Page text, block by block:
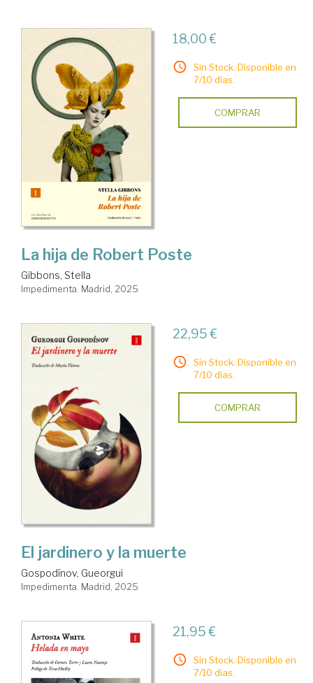
18,00 €
Sin Stock. Disponible en
7/10 días.
COMPRAR
La hija de Robert Poste
Gibbons, Stella
Impedimenta. Madrid, 2025
22,95 €
Sin Stock. Disponible en
7/10 días.
COMPRAR
El jardinero y la muerte
Gospodínov, Gueorgui
Impedimenta. Madrid, 2025
21,95 €
Sin Stock. Disponible en
7/10 días.